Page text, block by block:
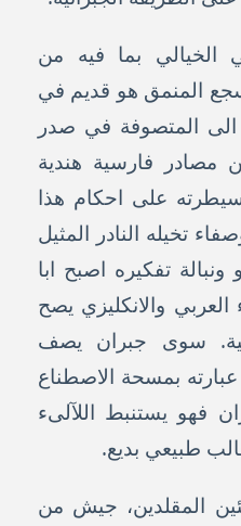
الخيالي بما فيه من
المنمق هو قديم في
الى المتصوفة في صدر
مصادر فارسية هندية
على احكام هذا
تخيله النادر المثيل
تفكيره اصبح ابا
والانكليزي يصح
سوى جبران يصف
بمسحة الاصطناع
فهو يستنبط اللآلىء
طبيعي بديع.
المقلدين، جيش من